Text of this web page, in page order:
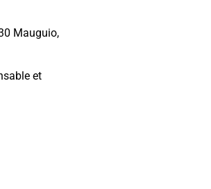
Mauguio,
et